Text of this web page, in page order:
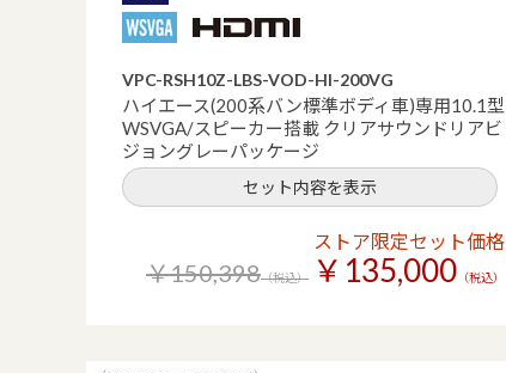
VPC-RSH10Z-LBS-VOD-HI-200VG
ハイエース(200系バン標準ボディ車)専用10.1型
WSVGA/スピーカー搭載 クリアサウンドリアビ
ジョングレーパッケージ
セット内容を表示
ストア限定セット価格
￥150,398（税込） ￥135,000 （税込）